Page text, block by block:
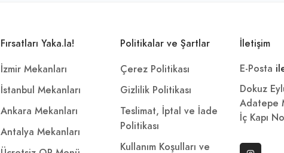
Fırsatları Yaka.la!
İzmir Mekanları
İstanbul Mekanları
Ankara Mekanları
Antalya Mekanları
Politikalar ve Şartlar
Çerez Politikası
Gizlilik Politikası
Teslimat, İptal ve İade
Politikası
Kullanım Koşulları ve
İletişim
E-Posta
Dokuz
Adatepe
İç Kapı